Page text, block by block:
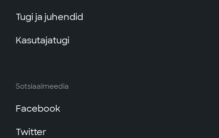
Tugi ja juhendid
Kasutajatugi
Sotsiaalmeedia
Facebook
Twitter